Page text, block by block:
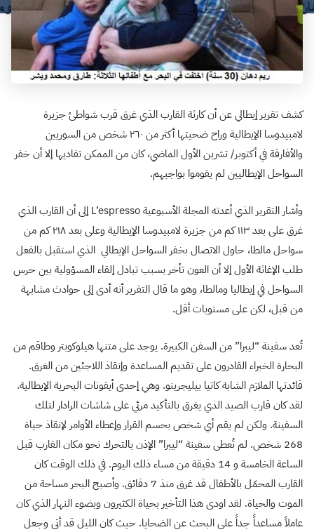
كشف تقرير إيطالي عن أن كارثة القارب الذي غرق قرب شواطئ جزيرة
لامبيدوسا الإيطالية وراح ضحيتها أكثر من ٢٦٠ شخص من السوريين
والأفارقة في أكتوبر/ تشرين الأول الماضي، كان من الممكن تفاديها إلا أن خفر
السواحل الإيطاليين لم يقوموا بواجبهم.
وأشار التقرير الذي أعدته المجلة الأسبوعية L’espresso إلى أن القارب الذي
غرق على بعد ١١٣ كم من جزيرة لامبيدوسا الإيطالية وعلى بعد ٢١٨ كم من
سواحل مالطا، حاول الاتصال بخفر السواحل الإيطالي الذي استقبل بالفعل
طلب الإغاثة الأول إلا أن العون تأخر بسبب تبادل إلقاء المسؤولية بين حرس
السواحل في إيطاليا ومالطا، وهو ما قال التقرير أنه أدى إلى حوادث مشابهة
من قبل، لكن على مستويات أقل.
تُعد سفينة “ليبرا” من السفن الكبيرة. يوجد على متنها هيلوكوبتر وطاقم من
البحارة الخبراء القادرون على تقديم المساعدة وإنقاذ اللاجئين من الغرق.
قائدتها الملازم الشابة كاتيا بيليجرينو. وهي إحدى أيقونات البحرية الإيطالية.
لقد كان قارب الصيد الذي يغرق بالتأكيد مرئي على شاشات الرادار لتلك
السفينة. ولكن لم يقم أي شخص بحسم القرار وإعطاء الأوامر لإنقاذ حياة
268 شخص. لم تُعطى سفينة “ليبرا” الإذن بالتحرك نحو مكان القارب قبل
الساعة الخامسة و 14 دقيقة من مساء ذلك اليوم. في ذلك الوقت كان
القارب المحمّل بالأطفال قد غرق منذ 7 دقائق. وأصبح البحر مساحة من
الموت والحياة. لقد اودى هذا التأخير بحياة الكثيرون وبضوء النهار الذي كان
عاملاً مساعداً جداً على البحث عن الضحايا. حيث كان الليل قد أتى وجعل